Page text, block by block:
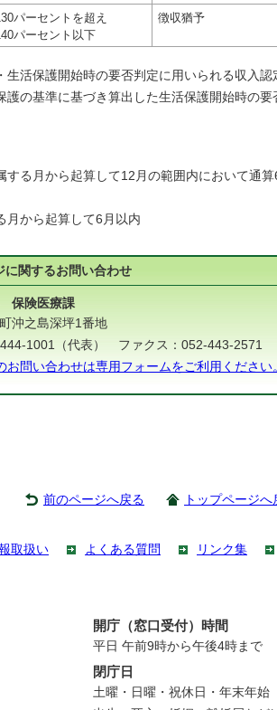
パーセントを超え
パーセント以下
徴収猶予
活保護開始時の要否判定に用いられる収入認
の基準に基づき算出した生活保護開始時の
る月から起算して12月の範囲内において通算
から起算して6月以内
に関するお問い合わせ
保険医療課
沖之島深坪1番地
1001（代表） ファクス：052-443-2571
お問い合わせは専用フォームをご利用ください
前のページへ戻る トップページへ
取扱い よくある質問 リンク集
開庁（窓口受付）時間
平日 午前9時から午後4時まで
閉庁日
土曜・日曜・祝休日・年末年始